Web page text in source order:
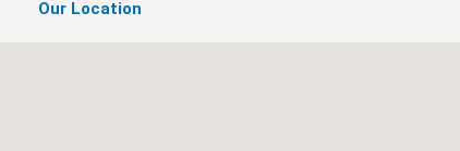
Our Location